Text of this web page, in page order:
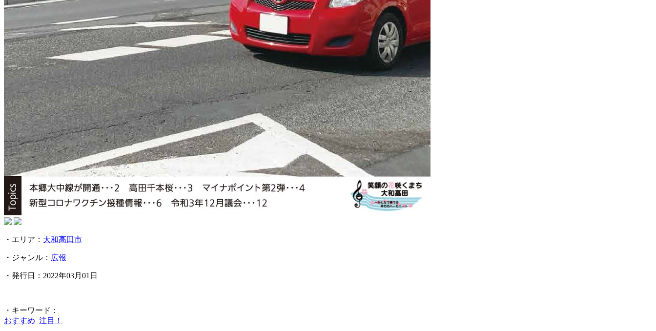
・エリア： 大和高田市
・ジャンル： 広報
・発行日：2022年03月01日
・キーワード：
おすすめ 注目！